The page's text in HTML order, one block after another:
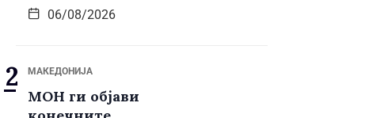
06/08/2026
МАКЕДОНИЈА
МОН ги објави